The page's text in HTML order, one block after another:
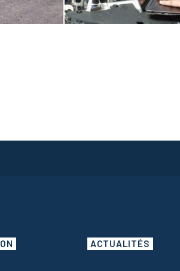
ACTUALITÉS